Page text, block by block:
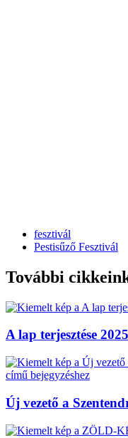
fesztivál
Pestisűző Fesztivál
További
A lap terjesztése
Új vezető a